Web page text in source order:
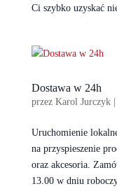
Ci szybko uzyskać
Dostawa w 24h
przez Karol Jurczyk|
Uruchomienie
na przyspieszenie
oraz akcesoria.
13.00 w dniu